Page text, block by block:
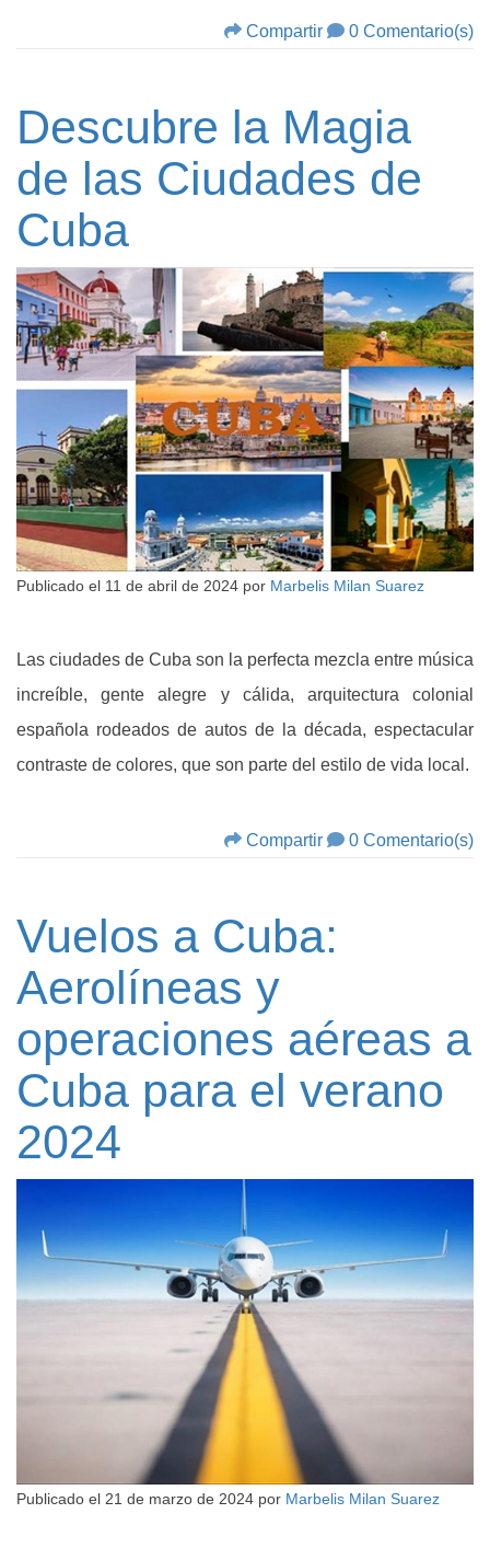
Compartir 0 Comentario(s)
Descubre la Magia
de las Ciudades de
Cuba
Publicado el 11 de abril de 2024 por Marbelis Milan Suarez
Las ciudades de Cuba son la perfecta mezcla entre música
increíble, gente alegre y cálida, arquitectura colonial
española rodeados de autos de la década, espectacular
contraste de colores, que son parte del estilo de vida local.
Compartir 0 Comentario(s)
Vuelos a Cuba:
Aerolíneas y
operaciones aéreas a
Cuba para el verano
2024
Publicado el 21 de marzo de 2024 por Marbelis Milan Suarez